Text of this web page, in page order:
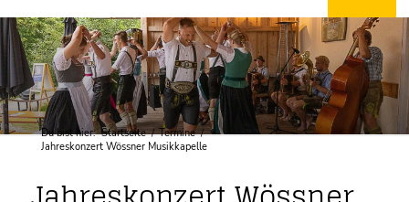
Du bist hier: Startseite / Termine /
Jahreskonzert Wössner Musikkapelle